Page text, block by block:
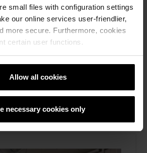
small files with configuration settings
our online services user-friendlier,
more secure. Furthermore, cookies
certain user functions.
Allow all cookies
necessary cookies only
klädd i skiffer från
ger nytt liv åt Sven
samtida materialval. Läs här.